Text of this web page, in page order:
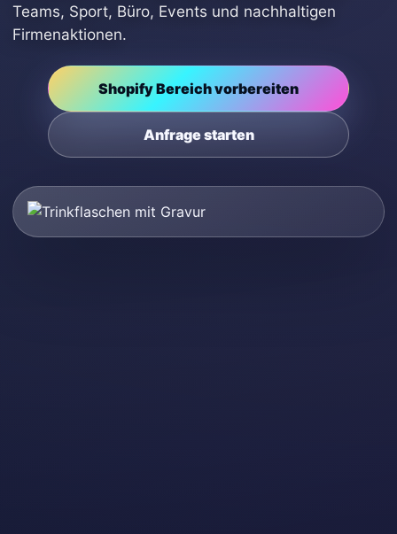
Teams, Sport, Büro, Events und nachhaltigen
Firmenaktionen.
Shopify Bereich vorbereiten
Anfrage starten